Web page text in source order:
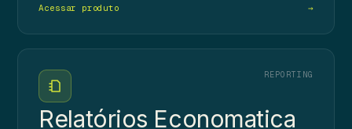
Acessar produto →
REPORTING
Relatórios Economatica